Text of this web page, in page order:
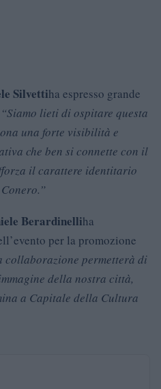
Silvettiha espresso grande
“Siamo lieti di ospitare questa
una forte visibilità e
che ben si connette con il
il carattere identitario
Berardinelliha
per la promozione
collaborazione permetterà di
della nostra città,
a Capitale della Cultura